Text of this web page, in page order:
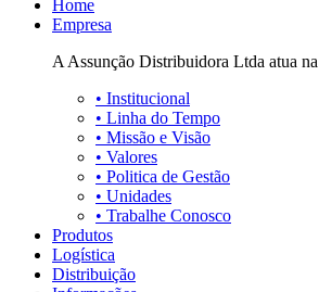
Home
Empresa
A Assunção Distribuidora Ltda atua
• Institucional
• Linha do Tempo
• Missão e Visão
• Valores
• Politica de Gestão
• Unidades
• Trabalhe Conosco
Produtos
Logística
Distribuição